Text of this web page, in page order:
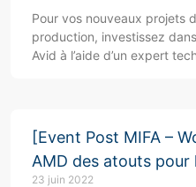
Pour vos nouveaux projets
production, investissez
Avid à l’aide d’un expert
[Event Post MIFA –
AMD des atouts
23 juin 2022